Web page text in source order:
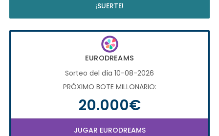
¡SUERTE!
EURODREAMS
Sorteo del día 10-08-2026
PRÓXIMO BOTE MILLONARIO:
20.000€
JUGAR EURODREAMS